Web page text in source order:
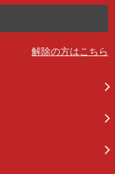
解除の方はこちら